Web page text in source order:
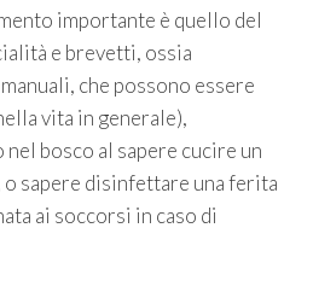
importante è quello del
e brevetti, ossia
che possono essere
vita in generale),
nel bosco al sapere cucire un
o sapere disinfettare una ferita
ai soccorsi in caso di